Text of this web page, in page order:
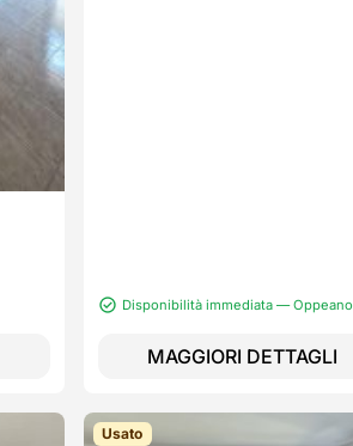
Disponibilità immediata — Oppeano
MAGGIORI DETTAGLI
Usato